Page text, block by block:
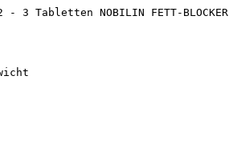
Tabletten NOBILIN FETT-BLOCKER